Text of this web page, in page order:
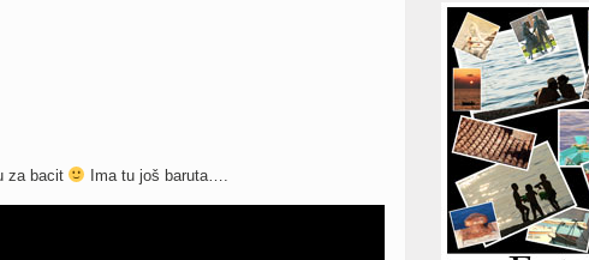
za bacit Ima tu još baruta….